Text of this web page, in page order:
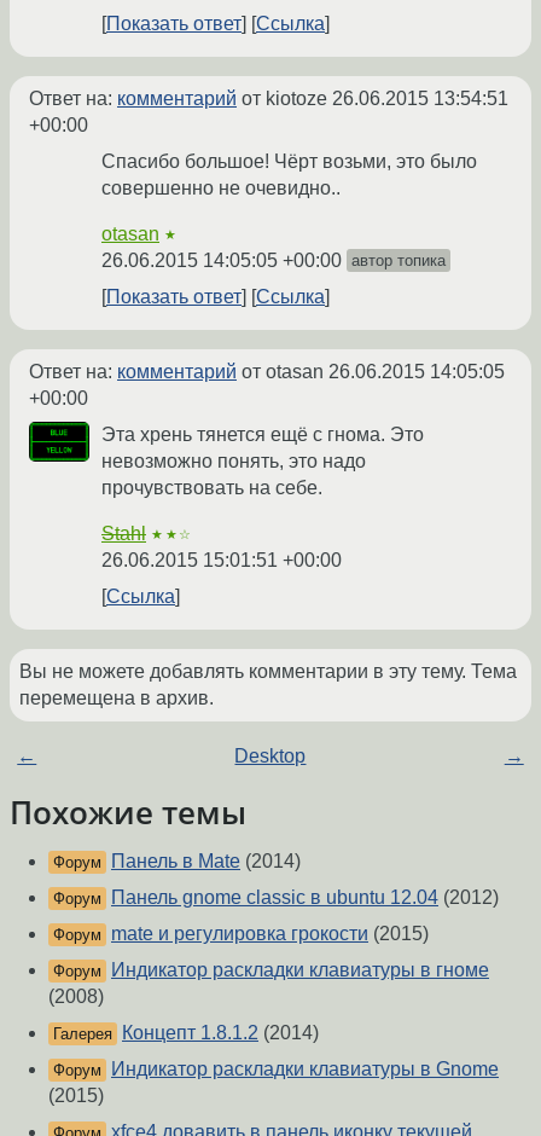
Показать ответ
Ссылка
Ответ на: комментарий от kiotoze 26.06.2015 13:54:51
+00:00
Спасибо большое! Чёрт возьми, это было
совершенно не очевидно..
otasan ★
26.06.2015 14:05:05 +00:00 автор топика
Показать ответ Ссылка
Ответ на: комментарий от otasan 26.06.2015 14:05:05
+00:00
Эта хрень тянется ещё с гнома. Это
невозможно понять, это надо
прочувствовать на себе.
Stahl ★★☆
26.06.2015 15:01:51 +00:00
Ссылка
Вы не можете добавлять комментарии в эту тему. Тема
перемещена в архив.
← Desktop →
Похожие темы
Форум Панель в Mate (2014)
Форум Панель gnome classic в ubuntu 12.04 (2012)
Форум mate и регулировка грокости (2015)
Форум
Индикатор раскладки клавиатуры в гноме
(2008)
Галерея Концепт 1.8.1.2 (2014)
Форум
Индикатор раскладки клавиатуры в Gnome
(2015)
xfce4 довавить в панель иконку текущей